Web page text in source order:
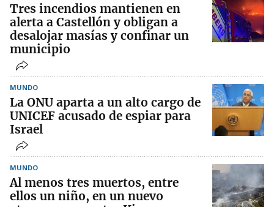
Tres incendios mantienen en
alerta a Castellón y obligan a
desalojar masías y confinar un
municipio
MUNDO
La ONU aparta a un alto cargo de
UNICEF acusado de espiar para
Israel
MUNDO
Al menos tres muertos, entre
ellos un niño, en un nuevo